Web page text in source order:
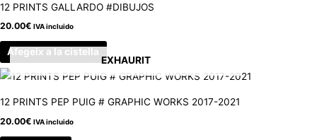
12 PRINTS GALLARDO #DIBUJOS
20.00€ IVA incluido
Afegeix a la cistella
EXHAURIT
12 PRINTS PEP PUIG # GRAPHIC WORKS 2017-2021
20.00€ IVA incluido